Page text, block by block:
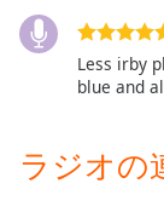
Font
Size
Edge
Style
Less irby
blue and
ラジオの